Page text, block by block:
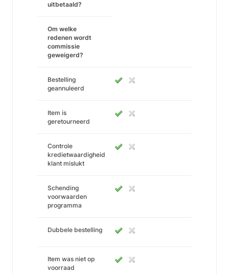
uitbetaald?
Om welke
redenen wordt
commissie
geweigerd?
Bestelling
geannuleerd
Item is
geretourneerd
Controle
kredietwaardigheid
klant mislukt
Schending
voorwaarden
programma
Dubbele bestelling
Item was niet op
voorraad